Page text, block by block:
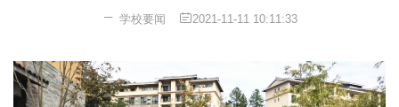
学校要闻 2021-11-11 10:11:33